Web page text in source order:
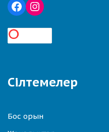
Сілтемелер
Бос орын